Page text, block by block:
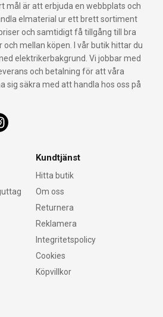
mål är att erbjuda en webbplats och
elmaterial ur ett brett sortiment
och samtidigt få tillgång till bra
mellan köpen. I vår butik hittar du
elektrikerbakgrund. Vi jobbar med
och betalning för att våra
sig säkra med att handla hos oss på
Kundtjänst
Hitta butik
Om oss
Returnera
Reklamera
Integritetspolicy
Cookies
Köpvillkor